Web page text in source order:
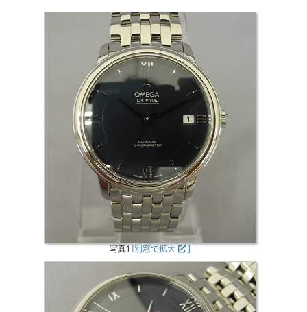
写真1[別窓で拡大 ]